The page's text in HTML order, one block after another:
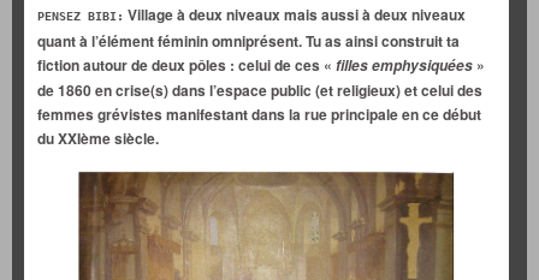
PENSEZ BIBI: Village à deux niveaux mais aussi à deux niveaux
quant à l’élément féminin omniprésent. Tu as ainsi construit ta
fiction autour de deux pôles : celui de ces « filles emphysiquées »
de 1860 en crise(s) dans l’espace public (et religieux) et celui des
femmes grévistes manifestant dans la rue principale en ce début
du XXIème siècle.